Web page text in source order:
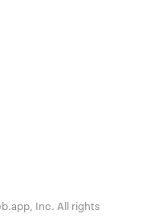
Inc. All rights